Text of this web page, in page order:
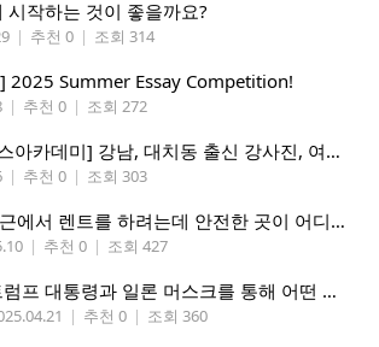
시작하는 것이 좋을까요?
| 추천 0 | 조회 314
2025 Summer Essay Competition!
| 추천 0 | 조회 272
마감임박!! [더킹스아카데미] 강남, 대치동 출신 강사진, 여름특강 2025 The Perfect DSAT
| 추천 0 | 조회 303
하이라인대학 인근에서 렌트를 하려는데 안전한 곳이 어디일까요
| 추천 0 | 조회 427
현재 미국에서 트럼프 대통령과 일론 머스크를 통해 어떤 변화를 예상하십니까?
| 추천 0 | 조회 360